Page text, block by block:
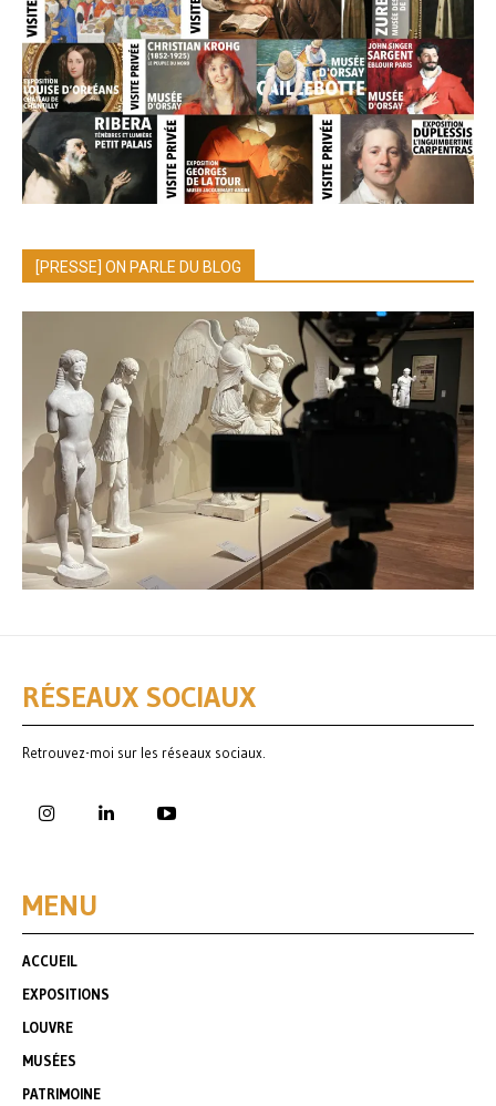
[PRESSE] ON PARLE DU BLOG
RÉSEAUX SOCIAUX
Retrouvez-moi sur les réseaux sociaux.
MENU
ACCUEIL
EXPOSITIONS
LOUVRE
MUSÉES
PATRIMOINE